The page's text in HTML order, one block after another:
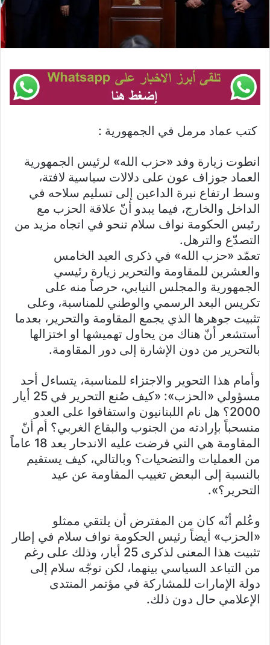
كتب عماد مرمل في الجمهورية :
انطوت زيارة وفد «حزب الله» لرئيس الجمهورية
العماد جوزاف عون على دلالات سياسية لافتة،
وسط ارتفاع نبرة الداعين إلى تسليم سلاحه في
الداخل والخارج، فيما يبدو أنّ علاقة الحزب مع
رئيس الحكومة نواف سلام تنحو في اتجاه مزيد من
التصدّع والترهل.
تعمّد «حزب الله» في ذكرى العيد الخامس
والعشرين للمقاومة والتحرير زيارة رئيسي
الجمهورية والمجلس النيابي، حرصاً منه على
تكريس البعد الرسمي والوطني للمناسبة، وعلى
تثبيت جوهرها الذي يجمع المقاومة والتحرير، بعدما
أستشعر أنّ هناك من يحاول تهميشها او اختزالها
بالتحرير من دون الإشارة إلى دور المقاومة.
وأمام هذا التحوير والاجتزاء للمناسبة، يتساءل أحد
مسؤولي «الحزب»: «كيف صُنع التحرير في 25 أيار
2000؟ هل نام اللبنانيون واستفاقوا على العدو
منسحباً بإرادته من الجنوب والبقاع الغربي؟ أم أنّ
المقاومة هي التي فرضت عليه الاندحار بعد 18 عاماً
من العمليات والتضحيات؟ وبالتالي، كيف يستقيم
بالنسبة إلى البعض تغييب المقاومة عن عيد
التحرير؟».
وعُلم أنّه كان من المفترض أن يلتقي ممثلو
«الحزب» أيضاً رئيس الحكومة نواف سلام في إطار
تثبيت هذا المعنى لذكرى 25 أيار، وذلك على رغم
من التباعد السياسي بينهما، لكن توجّه سلام إلى
دولة الإمارات للمشاركة في مؤتمر المنتدى
الإعلامي حال دون ذلك.